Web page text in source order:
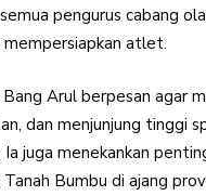
pengurus cabang
atlet.
Arul berpesan agar
dan menjunjung tinggi
juga menekankan
Bumbu di ajang